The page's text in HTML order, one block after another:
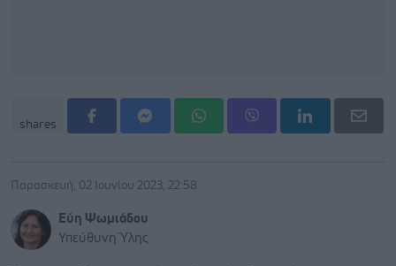
shares
Παρασκευή, 02 Ιουνίου 2023, 22:58
Εύη Ψωμιάδου
Υπεύθυνη Ύλης